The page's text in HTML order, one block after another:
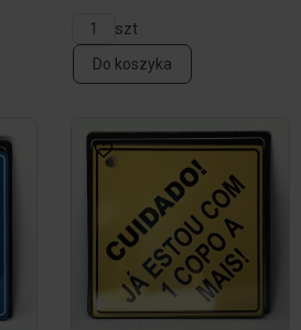
szt
Do koszyka